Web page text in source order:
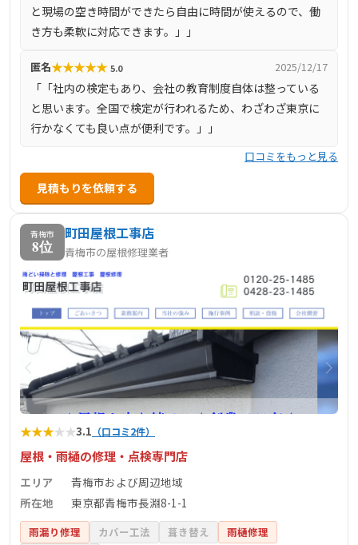
と現場の空き時間ができたら自由に時間が使えるので、働
き方も柔軟に対応できます。」」
匿名★★★★★ 5.0 2025/12/17
「「社内の検定もあり、会社の教育制度自体は整っている
と思います。全国で検定が行われるため、わざわざ東京に
行かなくても良い点が便利です。」」
口コミをもっと見る
見積もりを依頼する
青梅市
8位
町田屋根工事店
青梅市の屋根修理業者
★★★★★3.1 （口コミ2件）
屋根・雨樋の修理・点検専門店
エリア
青梅市および周辺地域
所在地
東京都青梅市長淵8-1-1
雨漏り修理 カバー工法 葺き替え
雨樋修理